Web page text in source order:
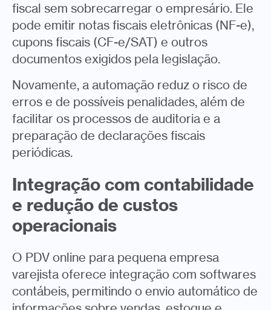
fiscal sem sobrecarregar o empresário. Ele
pode emitir notas fiscais eletrônicas (NF-e),
cupons fiscais (CF-e/SAT) e outros
documentos exigidos pela legislação.
Novamente, a automação reduz o risco de
erros e de possíveis penalidades, além de
facilitar os processos de auditoria e a
preparação de declarações fiscais
periódicas.
Integração com contabilidade
e redução de custos
operacionais
O PDV online para pequena empresa
varejista oferece integração com softwares
contábeis, permitindo o envio automático de